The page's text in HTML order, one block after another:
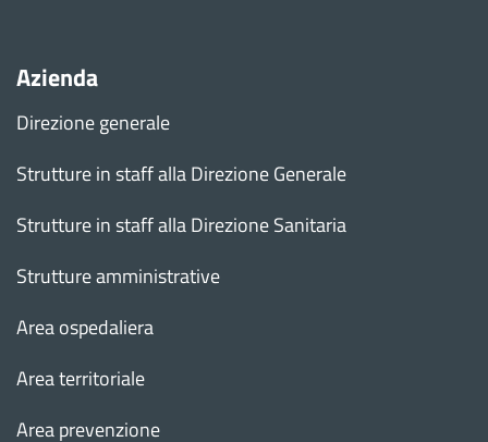
Azienda
Direzione generale
Strutture in staff alla Direzione Generale
Strutture in staff alla Direzione Sanitaria
Strutture amministrative
Area ospedaliera
Area territoriale
Area prevenzione